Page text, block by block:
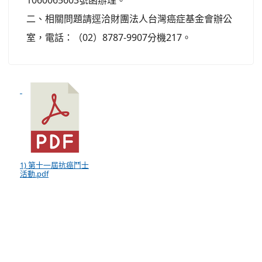
二、相關問題請逕洽財團法人台灣癌症基金會辦公
室，電話：（02）8787-9907分機217。
1) 第十一屆抗癌鬥士
活動.pdf